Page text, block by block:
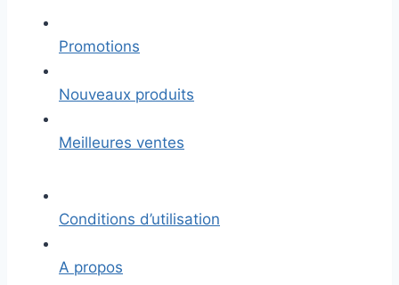
Promotions
Nouveaux produits
Meilleures ventes
Conditions d’utilisation
A propos